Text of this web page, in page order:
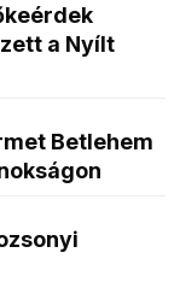
a Nyílt
Betlehem